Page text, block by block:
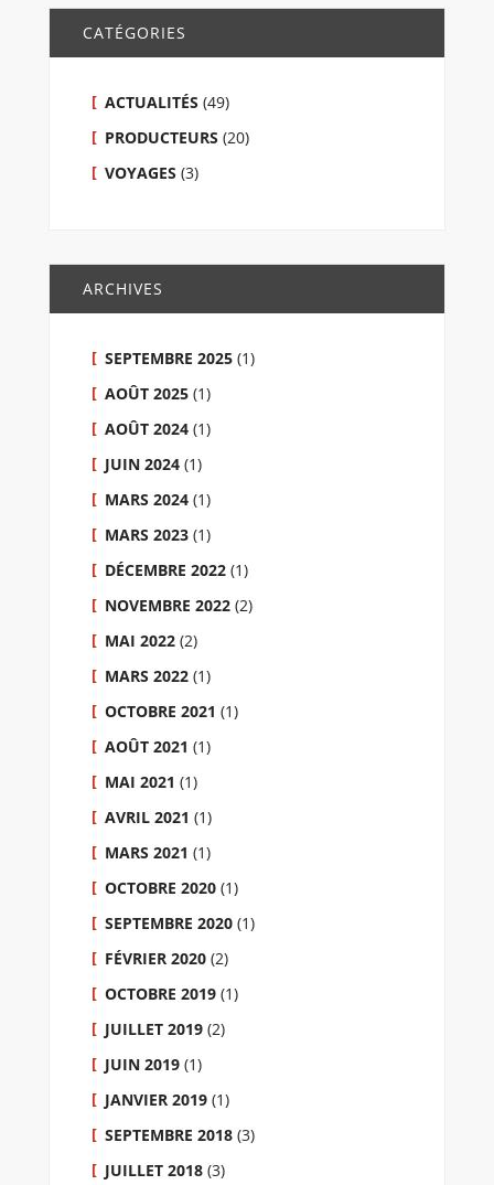
CATÉGORIES
ACTUALITÉS (49)
PRODUCTEURS (20)
VOYAGES (3)
ARCHIVES
SEPTEMBRE 2025 (1)
AOÛT 2025 (1)
AOÛT 2024 (1)
JUIN 2024 (1)
MARS 2024 (1)
MARS 2023 (1)
DÉCEMBRE 2022 (1)
NOVEMBRE 2022 (2)
MAI 2022 (2)
MARS 2022 (1)
OCTOBRE 2021 (1)
AOÛT 2021 (1)
MAI 2021 (1)
AVRIL 2021 (1)
MARS 2021 (1)
OCTOBRE 2020 (1)
SEPTEMBRE 2020 (1)
FÉVRIER 2020 (2)
OCTOBRE 2019 (1)
JUILLET 2019 (2)
JUIN 2019 (1)
JANVIER 2019 (1)
SEPTEMBRE 2018 (3)
JUILLET 2018 (3)